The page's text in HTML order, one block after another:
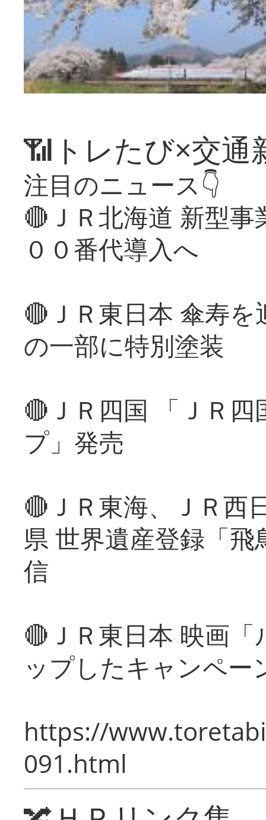
📶トレたび×交通
注目のニュース👇
🔴ＪＲ北海道 新型
００番代導入へ
🔴ＪＲ東日本 傘寿
の一部に特別塗装
🔴ＪＲ四国 「ＪＲ
プ」発売
🔴ＪＲ東海、ＪＲ西
県 世界遺産登録「
信
🔴ＪＲ東日本 映画
ップしたキャンペー
https://
091.html